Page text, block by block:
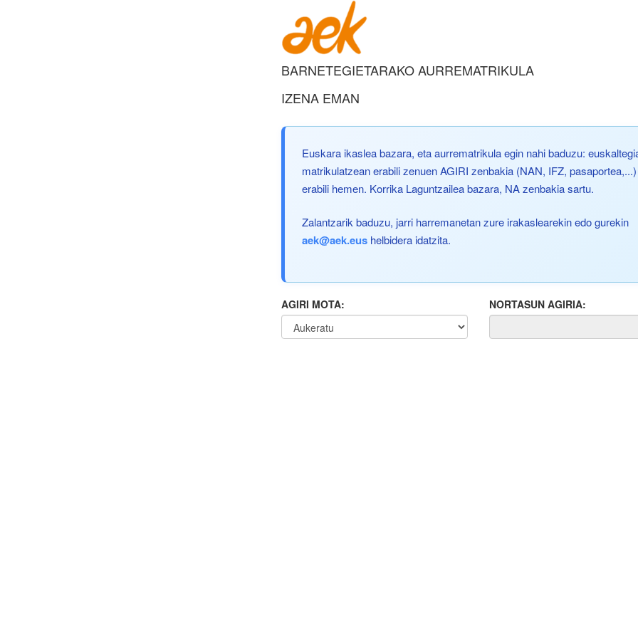
BARNETEGIETARAKO AURREMATRIKULA
IZENA EMAN
Euskara ikaslea bazara, eta aurrematrikula egin nahi baduzu:
matrikulatzean erabili zenuen AGIRI zenbakia (NAN, IFZ, pasaportea,...)
erabili hemen. Korrika Laguntzailea bazara, NA zenbakia sartu.
Zalantzarik baduzu, jarri harremanetan zure irakaslearekin edo gurekin
aek@aek.eushelbidera idatzita.
AGIRI MOTA: NORTASUN AGIRIA: